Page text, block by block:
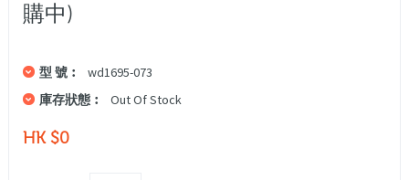
購中)
型 號︰
wd1695-073
庫存狀態︰
Out Of Stock
HK $0